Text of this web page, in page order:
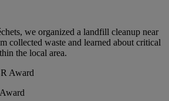
we organized a landfill cleanup near
collected waste and learned about critical
the local area.